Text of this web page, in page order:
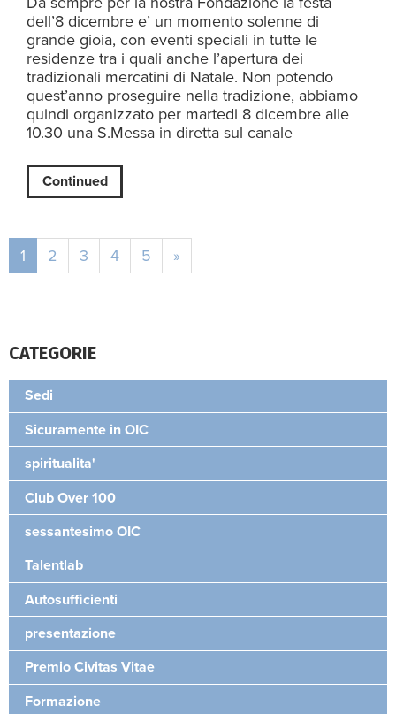
dell’8 dicembre e’ un momento solenne di
grande gioia, con eventi speciali in tutte le
residenze tra i quali anche l’apertura dei
tradizionali mercatini di Natale. Non potendo
quest’anno proseguire nella tradizione, abbiamo
quindi organizzato per martedi 8 dicembre alle
10.30 una S.Messa in diretta sul canale
Continued
1 2 3 4 5 »
CATEGORIE
Sedi
Sicuramente in OIC
spiritualita'
Club Over 100
sessantesimo OIC
Talentlab
Autosufficienti
presentazione
Premio Civitas Vitae
Formazione